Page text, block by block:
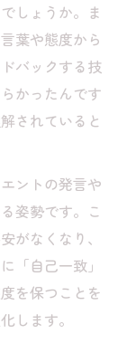
しょうか。ま
葉や態度から
バックする技
かったんです
されていると
ントの発言や
姿勢です。こ
がなくなり、
「自己一致」
を保つことを
します。